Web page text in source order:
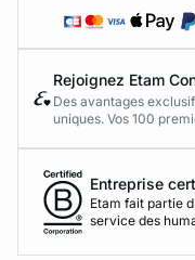
Rejoignez Etam
Des avantages
uniques. Vos 100
Entreprise
Etam fait partie
service des